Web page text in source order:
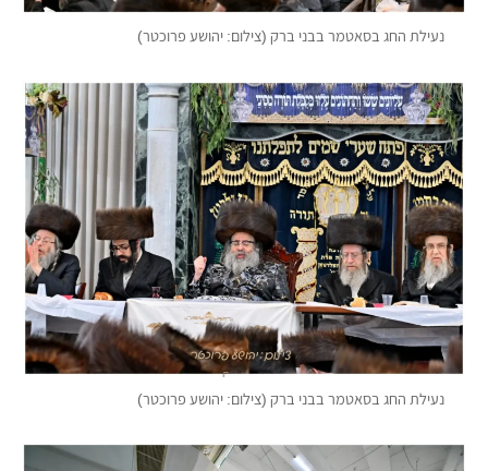
נעילת החג בסאטמר בבני ברק (צילום: יהושע פרוכטר)
נעילת החג בסאטמר בבני ברק (צילום: יהושע פרוכטר)